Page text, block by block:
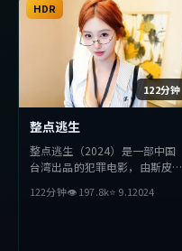
122分钟
HDR
整点逃生
整点逃生（2024）是一部中国
台湾出品的犯罪电影，由斯皮尔
佳音等主演。影片在叙事与视听
122分钟👁197.8k⭐ 9.12024